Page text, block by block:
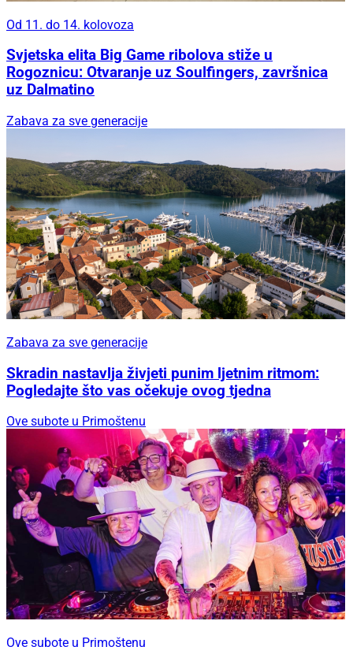
Od 11. do 14. kolovoza
Svjetska elita Big Game ribolova stiže u
Rogoznicu: Otvaranje uz Soulfingers, završnica
uz Dalmatino
Zabava za sve generacije
Zabava za sve generacije
Skradin nastavlja živjeti punim ljetnim ritmom:
Pogledajte što vas očekuje ovog tjedna
Ove subote u Primoštenu
Ove subote u Primoštenu